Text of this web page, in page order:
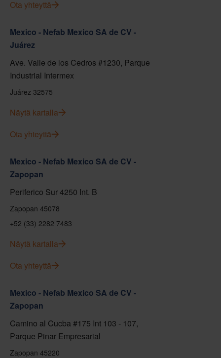
Ota yhteyttä
Mexico - Nefab Mexico SA de CV -
Juárez
Ave. Valle de los Cedros #1230, Parque
Industrial Intermex
Juárez 32575
Näytä kartalla
Ota yhteyttä
Mexico - Nefab Mexico SA de CV -
Zapopan
Periferico Sur 4250 Int. B
Zapopan 45078
+52 (33) 2282 7483
Näytä kartalla
Ota yhteyttä
Mexico - Nefab Mexico SA de CV -
Zapopan
Camino al Cucba #175 Int 103 - 107,
Parque Pinar Empresarial
Zapopan 45220